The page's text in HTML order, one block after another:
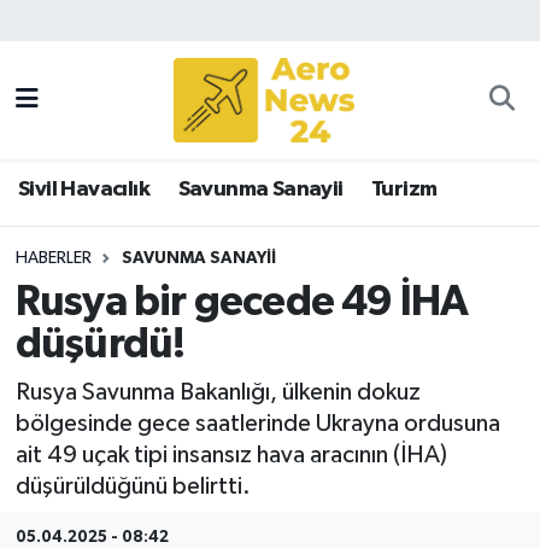
Sivil Havacılık Savunma Sanayii Turizm
HABERLER SAVUNMA SANAYII
Rusya bir gecede 49 İHA
düşürdü!
Rusya Savunma Bakanlığı, ülkenin dokuz
bölgesinde gece saatlerinde Ukrayna ordusuna
ait 49 uçak tipi insansız hava aracının (İHA)
düşürüldüğünü belirtti.
05.04.2025 - 08:42